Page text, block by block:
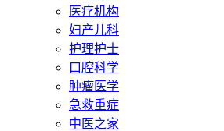
医疗机构
妇产儿科
护理护士
口腔科学
肿瘤医学
急救重症
中医之家